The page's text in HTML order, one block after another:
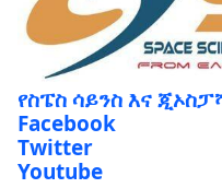
የስፔስ ሳይንስ እና
Facebook
Twitter
Youtube